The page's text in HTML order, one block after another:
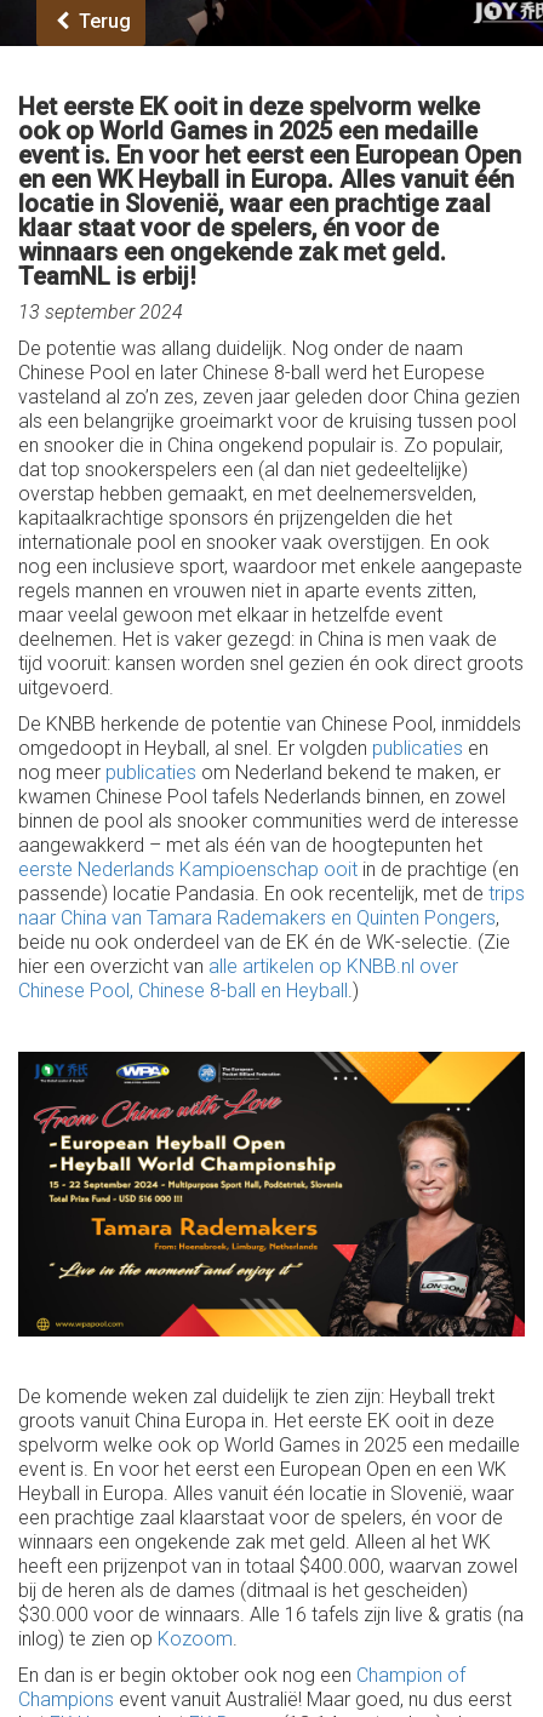
Terug
Het eerste EK ooit in deze spelvorm welke
ook op World Games in 2025 een medaille
event is. En voor het eerst een European Open
en een WK Heyball in Europa. Alles vanuit één
locatie in Slovenië, waar een prachtige zaal
klaar staat voor de spelers, én voor de
winnaars een ongekende zak met geld.
TeamNL is erbij!
13 september 2024
De potentie was allang duidelijk. Nog onder de naam
Chinese Pool en later Chinese 8-ball werd het Europese
vasteland al zo’n zes, zeven jaar geleden door China gezien
als een belangrijke groeimarkt voor de kruising tussen pool
en snooker die in China ongekend populair is. Zo populair,
dat top snookerspelers een (al dan niet gedeeltelijke)
overstap hebben gemaakt, en met deelnemersvelden,
kapitaalkrachtige sponsors én prijzengelden die het
internationale pool en snooker vaak overstijgen. En ook
nog een inclusieve sport, waardoor met enkele aangepaste
regels mannen en vrouwen niet in aparte events zitten,
maar veelal gewoon met elkaar in hetzelfde event
deelnemen. Het is vaker gezegd: in China is men vaak de
tijd vooruit: kansen worden snel gezien én ook direct groots
uitgevoerd.
De KNBB herkende de potentie van Chinese Pool, inmiddels
omgedoopt in Heyball, al snel. Er volgden publicaties en
nog meer publicaties om Nederland bekend te maken, er
kwamen Chinese Pool tafels Nederlands binnen, en zowel
binnen de pool als snooker communities werd de interesse
aangewakkerd – met als één van de hoogtepunten het
eerste Nederlands Kampioenschap ooit in de prachtige (en
passende) locatie Pandasia. En ook recentelijk, met de trips
naar China van Tamara Rademakers en Quinten Pongers,
beide nu ook onderdeel van de EK én de WK-selectie. (Zie
hier een overzicht van alle artikelen op KNBB.nl over
Chinese Pool, Chinese 8-ball en Heyball.)
De komende weken zal duidelijk te zien zijn: Heyball trekt
groots vanuit China Europa in. Het eerste EK ooit in deze
spelvorm welke ook op World Games in 2025 een medaille
event is. En voor het eerst een European Open en een WK
Heyball in Europa. Alles vanuit één locatie in Slovenië, waar
een prachtige zaal klaarstaat voor de spelers, én voor de
winnaars een ongekende zak met geld. Alleen al het WK
heeft een prijzenpot van in totaal $400.000, waarvan zowel
bij de heren als de dames (ditmaal is het gescheiden)
$30.000 voor de winnaars. Alle 16 tafels zijn live & gratis (na
inlog) te zien op Kozoom.
En dan is er begin oktober ook nog een Champion of
Champions event vanuit Australië! Maar goed, nu dus eerst